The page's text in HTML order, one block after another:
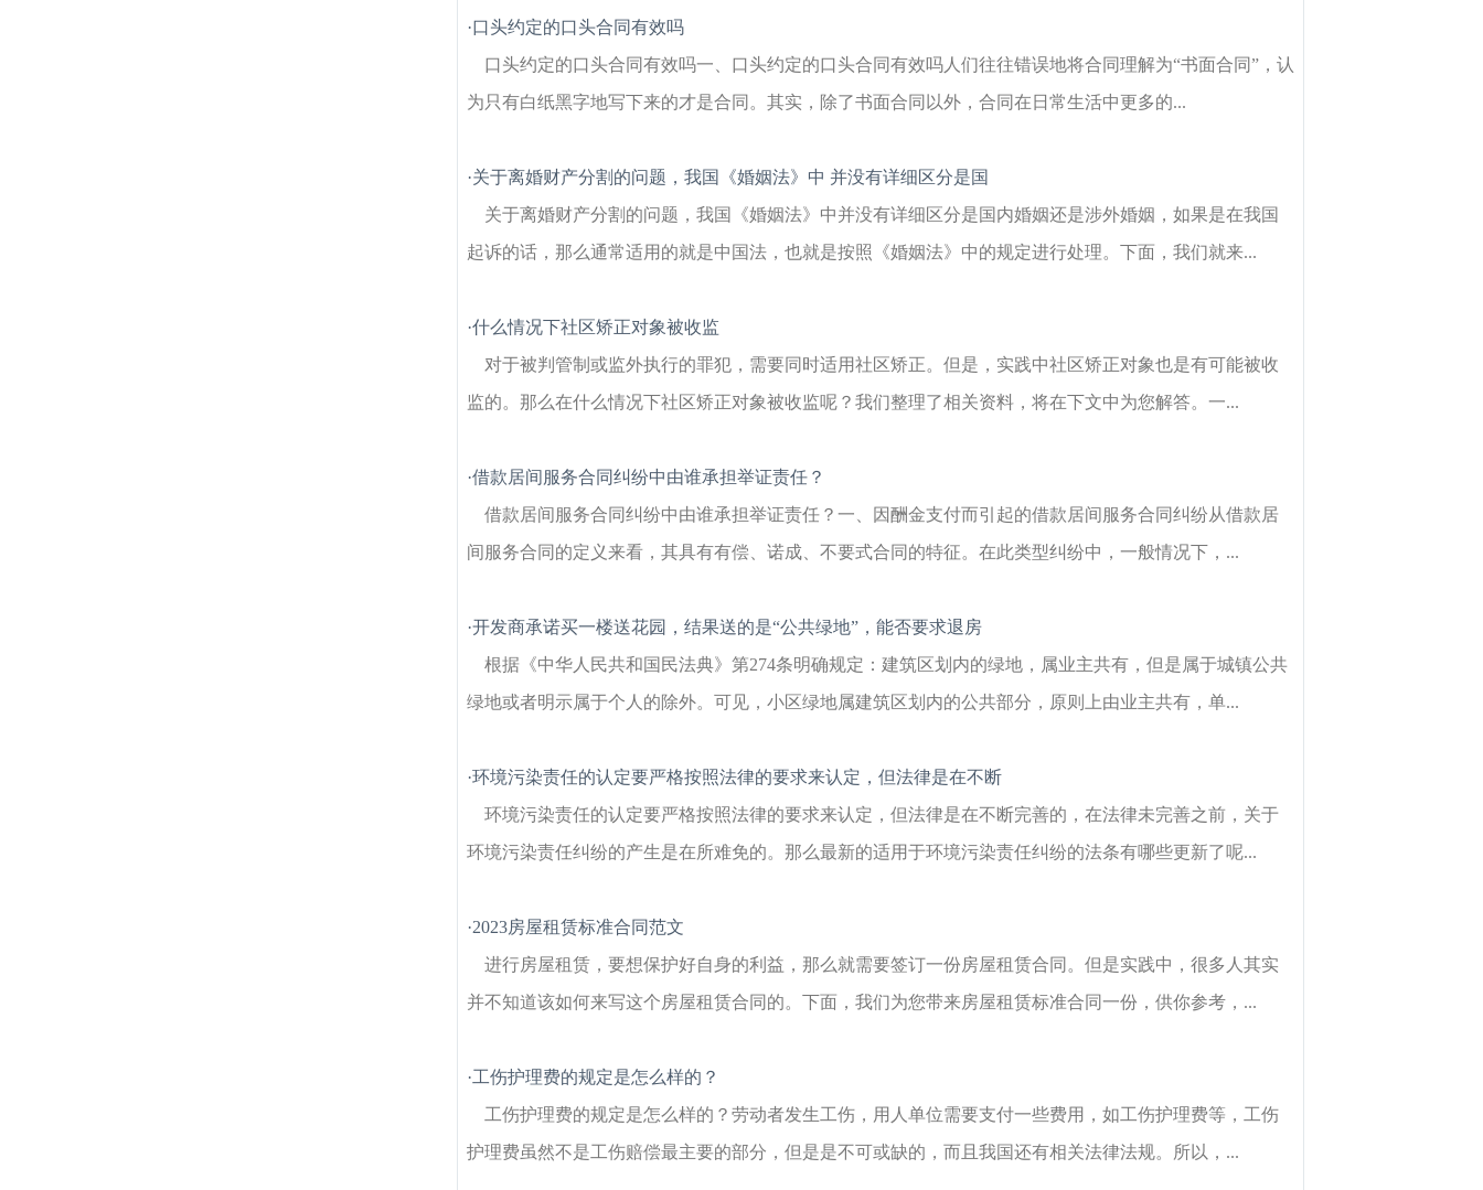
·口头约定的口头合同有效吗
口头约定的口头合同有效吗一、口头约定的口头合同有效吗人们往往错误地将合同理解为“书面合同”，认
为只有白纸黑字地写下来的才是合同。其实，除了书面合同以外，合同在日常生活中更多的...
·关于离婚财产分割的问题，我国《婚姻法》中 并没有详细区分是国
关于离婚财产分割的问题，我国《婚姻法》中并没有详细区分是国内婚姻还是涉外婚姻，如果是在我国
起诉的话，那么通常适用的就是中国法，也就是按照《婚姻法》中的规定进行处理。下面，我们就来...
·什么情况下社区矫正对象被收监
对于被判管制或监外执行的罪犯，需要同时适用社区矫正。但是，实践中社区矫正对象也是有可能被收
监的。那么在什么情况下社区矫正对象被收监呢？我们整理了相关资料，将在下文中为您解答。一...
·借款居间服务合同纠纷中由谁承担举证责任？
借款居间服务合同纠纷中由谁承担举证责任？一、因酬金支付而引起的借款居间服务合同纠纷从借款居
间服务合同的定义来看，其具有有偿、诺成、不要式合同的特征。在此类型纠纷中，一般情况下，...
·开发商承诺买一楼送花园，结果送的是“公共绿地”，能否要求退房
根据《中华人民共和国民法典》第274条明确规定：建筑区划内的绿地，属业主共有，但是属于城镇公共
绿地或者明示属于个人的除外。可见，小区绿地属建筑区划内的公共部分，原则上由业主共有，单...
·环境污染责任的认定要严格按照法律的要求来认定，但法律是在不断
环境污染责任的认定要严格按照法律的要求来认定，但法律是在不断完善的，在法律未完善之前，关于
环境污染责任纠纷的产生是在所难免的。那么最新的适用于环境污染责任纠纷的法条有哪些更新了呢...
·2023房屋租赁标准合同范文
进行房屋租赁，要想保护好自身的利益，那么就需要签订一份房屋租赁合同。但是实践中，很多人其实
并不知道该如何来写这个房屋租赁合同的。下面，我们为您带来房屋租赁标准合同一份，供你参考，...
·工伤护理费的规定是怎么样的？
工伤护理费的规定是怎么样的？劳动者发生工伤，用人单位需要支付一些费用，如工伤护理费等，工伤
护理费虽然不是工伤赔偿最主要的部分，但是是不可或缺的，而且我国还有相关法律法规。所以，...